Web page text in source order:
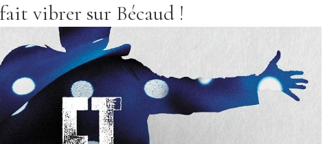
fait vibrer sur Bécaud !